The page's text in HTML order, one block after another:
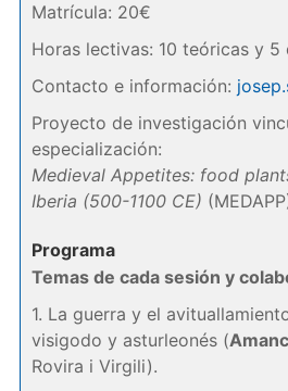
Matrícula: 20€
Horas lectivas: 10 teóricas y 5
Contacto e información:
Proyecto de investigación
especialización:
Medieval Appetites: food
Iberia (500-1100 CE)
Programa
Temas de cada sesión y
1. La guerra y el
visigodo y asturleonés (
Rovira i Virgili).